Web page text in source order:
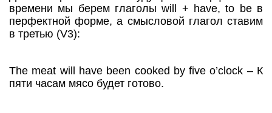
времени мы берем глаголы will + have, to be в
перфектной форме, а смысловой глагол ставим
в третью (V3):
The meat will have been cooked by five o’clock – К
пяти часам мясо будет готово.